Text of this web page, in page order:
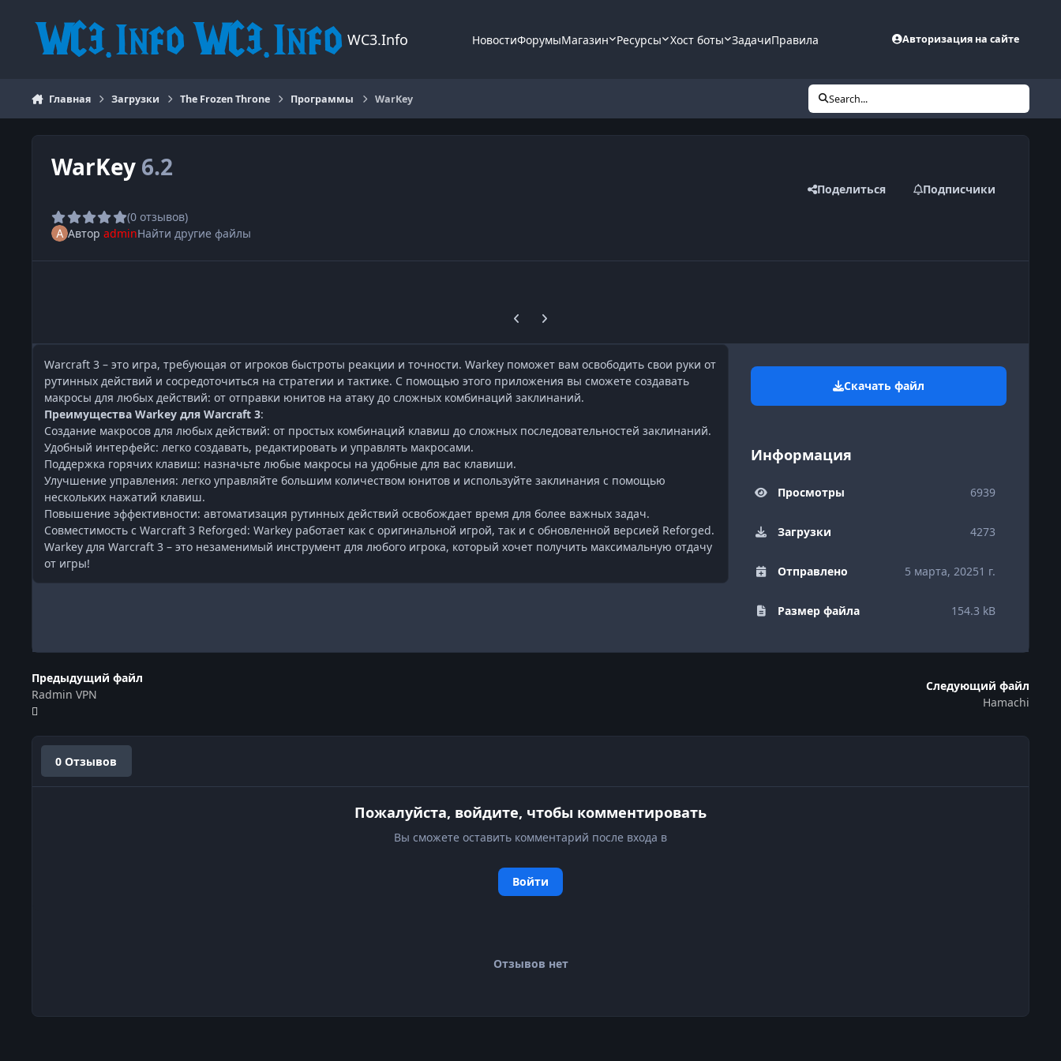
WC3.Info НовостиФорумыМагазин Ресурсы Хост боты ЗадачиПравила Авторизация на сайте
Главная Загрузки The Frozen Throne Программы WarKey Search...
WarKey 6.2
(0 отзывов)
Поделиться Подписчики
Автор adminНайти другие файлы
Previous carousel slide
Next carousel slide
Warcraft 3 – это игра, требующая от игроков быстроты реакции и точности. Warkey поможет вам освободить свои руки от
рутинных действий и сосредоточиться на стратегии и тактике. С помощью этого приложения вы сможете создавать
макросы для любых действий: от отправки юнитов на атаку до сложных комбинаций заклинаний.
Преимущества Warkey для Warcraft 3:
Создание макросов для любых действий: от простых комбинаций клавиш до сложных последовательностей заклинаний.
Удобный интерфейс: легко создавать, редактировать и управлять макросами.
Поддержка горячих клавиш: назначьте любые макросы на удобные для вас клавиши.
Улучшение управления: легко управляйте большим количеством юнитов и используйте заклинания с помощью
нескольких нажатий клавиш.
Повышение эффективности: автоматизация рутинных действий освобождает время для более важных задач.
Совместимость с Warcraft 3 Reforged: Warkey работает как с оригинальной игрой, так и с обновленной версией Reforged.
Warkey для Warcraft 3 – это незаменимый инструмент для любого игрока, который хочет получить максимальную отдачу
от игры!
Скачать файл
Информация
Просмотры 6939
Загрузки 4273
Отправлено 5 марта, 20251 г.
Размер файла 154.3 kB
Предыдущий файл
Radmin VPN
Следующий файл
Hamachi
0 Отзывов
Пожалуйста, войдите, чтобы комментировать
Вы сможете оставить комментарий после входа в
Войти
Отзывов нет